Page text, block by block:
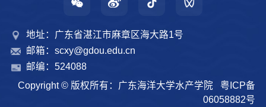
地址：广东省湛江市麻章区海大路1号
邮箱：scxy@gdou.edu.cn
邮编：524088
Copyright © 版权所有：广东海洋大学水产学院 粤ICP备
06058882号